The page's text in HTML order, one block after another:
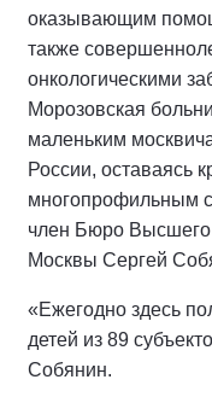
оказывающим
также
онкологическими
Морозовская
маленьким
России, оставаясь
многопрофильным
член Бюро Высшего
Москвы Сергей
«Ежегодно здесь
детей из 89
Собянин.